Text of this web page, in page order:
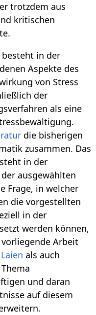
trotzdem aus
kritischen
besteht in der
Aspekte des
von Stress
der
als eine
die bisherigen
zusammen. Das
in der
ausgewählten
Frage, in welcher
die vorgestellten
in der
werden können,
Arbeit
Laien als auch
und daran
auf diesem